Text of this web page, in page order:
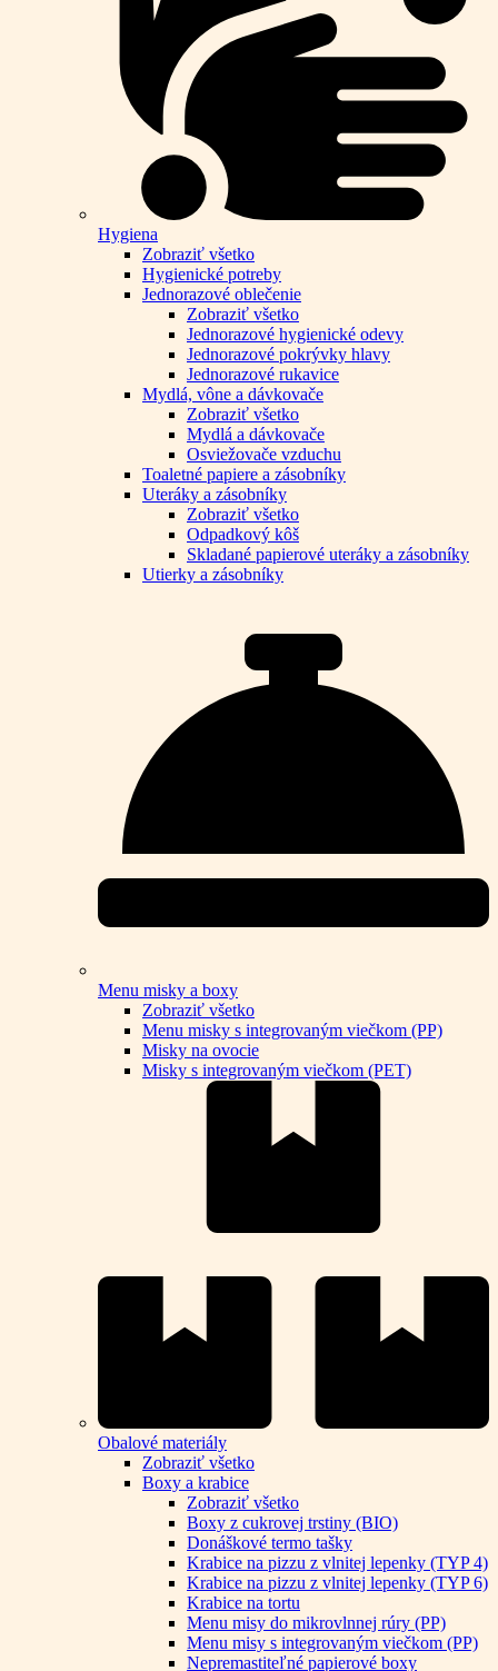
Hygiena
Zobraziť všetko
Hygienické potreby
Jednorazové oblečenie
Zobraziť všetko
Jednorazové hygienické odevy
Jednorazové pokrývky hlavy
Jednorazové rukavice
Mydlá, vône a dávkovače
Zobraziť všetko
Mydlá a dávkovače
Osviežovače vzduchu
Toaletné papiere a zásobníky
Uteráky a zásobníky
Zobraziť všetko
Odpadkový kôš
Skladané papierové uteráky a zásobníky
Utierky a zásobníky
Menu misky a boxy
Zobraziť všetko
Menu misky s integrovaným viečkom (PP)
Misky na ovocie
Misky s integrovaným viečkom (PET)
Obalové materiály
Zobraziť všetko
Boxy a krabice
Zobraziť všetko
Boxy z cukrovej trstiny (BIO)
Donáškové termo tašky
Krabice na pizzu z vlnitej lepenky (TYP 4)
Krabice na pizzu z vlnitej lepenky (TYP 6)
Krabice na tortu
Menu misy do mikrovlnnej rúry (PP)
Menu misy s integrovaným viečkom (PP)
Nepremastiteľné papierové boxy